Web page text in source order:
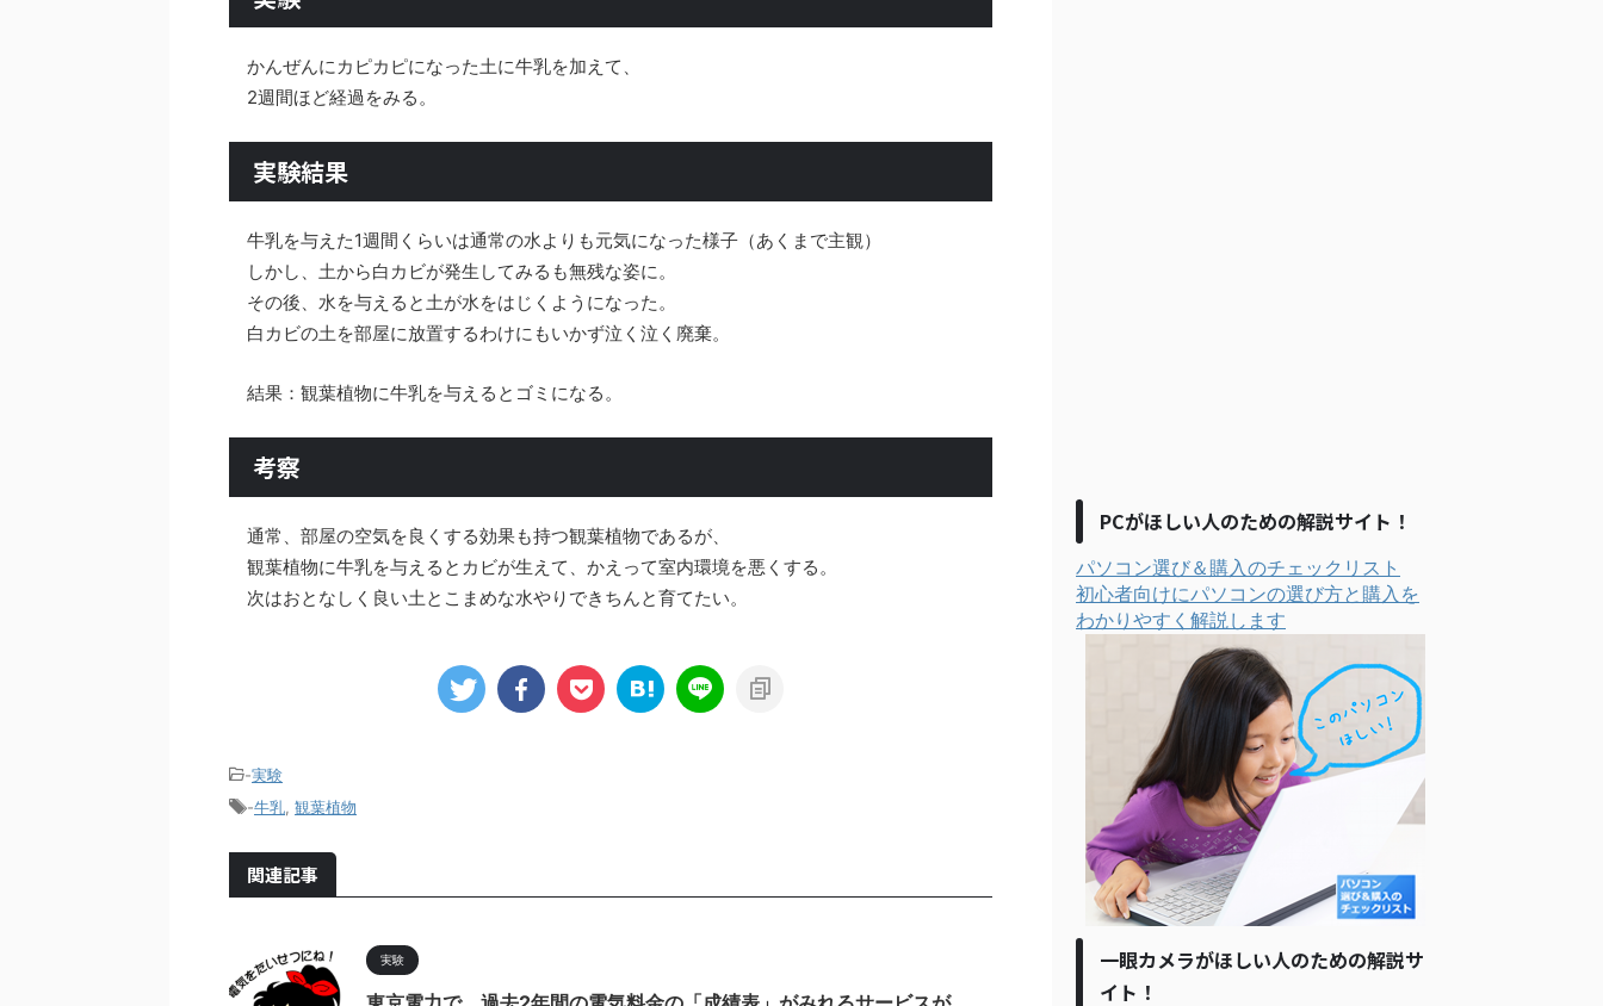
かんぜんにカピカピになった土に牛乳を加えて、
2週間ほど経過をみる。
実験結果
牛乳を与えた1週間くらいは通常の水よりも元気になった様子（あくまで主観）
しかし、土から白カビが発生してみるも無残な姿に。
その後、水を与えると土が水をはじくようになった。
白カビの土を部屋に放置するわけにもいかず泣く泣く廃棄。
結果：観葉植物に牛乳を与えるとゴミになる。
考察
通常、部屋の空気を良くする効果も持つ観葉植物であるが、
観葉植物に牛乳を与えるとカビが生えて、かえって室内環境を悪くする。
次はおとなしく良い土とこまめな水やりできちんと育てたい。
-実験
-牛乳 観葉植物
関連記事
実験
PCがほしい人のための解説サイト！
パソコン選び＆購入のチェックリスト
初心者向けにパソコンの選び方と購入を
わかりやすく解説します
一眼カメラがほしい人のための解説サ
イト！